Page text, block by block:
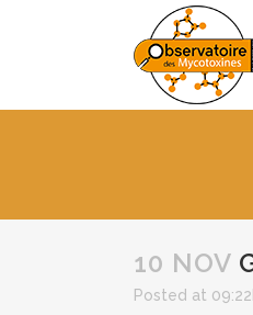
10 NOV
Posted at